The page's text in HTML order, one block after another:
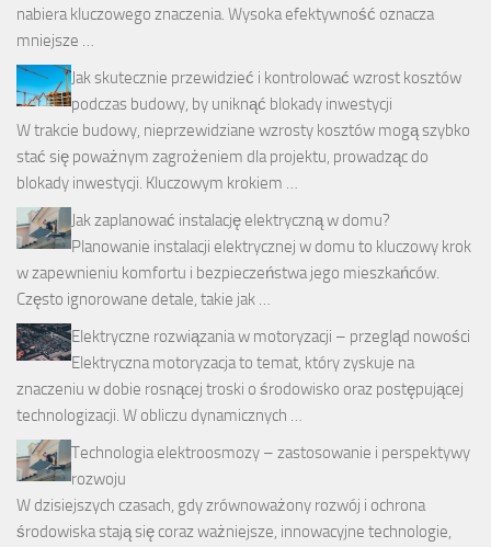
nabiera kluczowego znaczenia. Wysoka efektywność oznacza
mniejsze …
Jak skutecznie przewidzieć i kontrolować wzrost kosztów
podczas budowy, by uniknąć blokady inwestycji
W trakcie budowy, nieprzewidziane wzrosty kosztów mogą szybko
stać się poważnym zagrożeniem dla projektu, prowadząc do
blokady inwestycji. Kluczowym krokiem …
Jak zaplanować instalację elektryczną w domu?
Planowanie instalacji elektrycznej w domu to kluczowy krok
w zapewnieniu komfortu i bezpieczeństwa jego mieszkańców.
Często ignorowane detale, takie jak …
Elektryczne rozwiązania w motoryzacji – przegląd nowości
Elektryczna motoryzacja to temat, który zyskuje na
znaczeniu w dobie rosnącej troski o środowisko oraz postępującej
technologizacji. W obliczu dynamicznych …
Technologia elektroosmozy – zastosowanie i perspektywy
rozwoju
W dzisiejszych czasach, gdy zrównoważony rozwój i ochrona
środowiska stają się coraz ważniejsze, innowacyjne technologie,